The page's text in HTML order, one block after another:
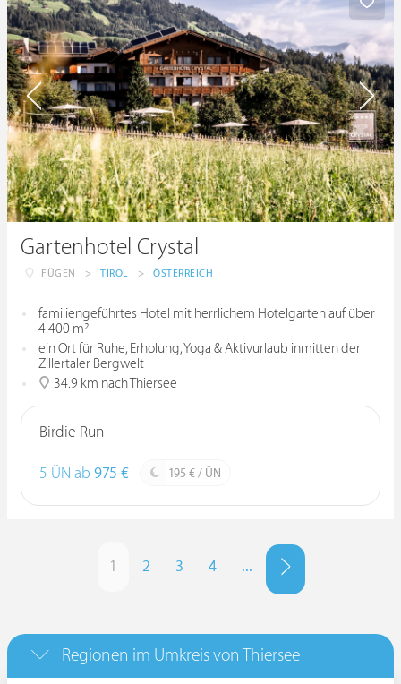
Gartenhotel Crystal
FÜGEN > TIROL > ÖSTERREICH
familiengeführtes Hotel mit herrlichem Hotelgarten auf über
4.400 m²
ein Ort für Ruhe, Erholung, Yoga & Aktivurlaub inmitten der
Zillertaler Bergwelt
34.9 km nach Thiersee
Birdie Run
5 ÜN ab 975 € 195 € / ÜN
1 2 3 4 ...
Regionen im Umkreis von Thiersee